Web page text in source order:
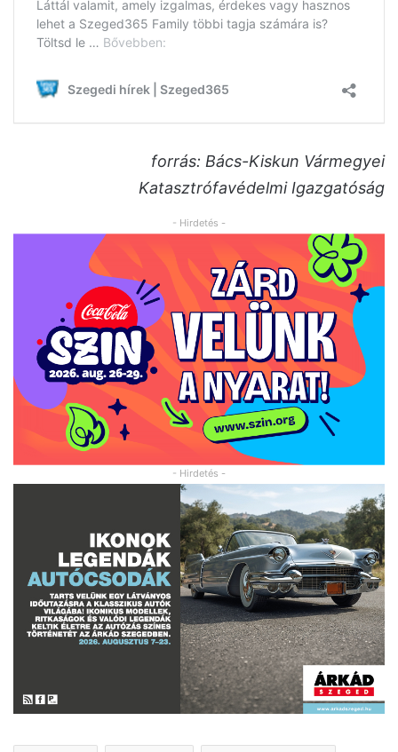
forrás: Bács-Kiskun Vármegyei
Katasztrófavédelmi Igazgatóság
- Hirdetés -
- Hirdetés -